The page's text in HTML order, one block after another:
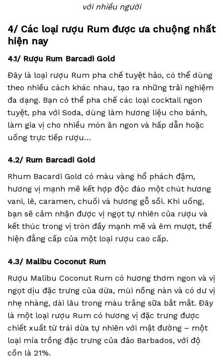
với nhiều người
4/ Các loại rượu Rum được ưa chuộng nhất
hiện nay
4.1/ Rượu Rum Barcadi Gold
Đây là loại rượu Rum pha chế tuyệt hảo, có thể dùng
theo nhiều cách khác nhau, tạo ra những trải nghiệm
đa dạng. Bạn có thể pha chế các loại cocktail ngon
tuyệt, pha với Soda, dùng làm hương liệu cho bánh,
làm gia vị cho nhiều món ăn ngon và hấp dẫn hoặc
uống trực tiếp rượu…
4.2/ Rum Barcadi Gold
Rhum Bacardi Gold có màu vàng hổ phách đậm,
hương vị mạnh mẽ kết hợp độc đáo một chút hương
vani, lê, caramen, chuối và hương gỗ sồi. Khi uống,
bạn sẽ cảm nhận được vị ngọt tự nhiên của rượu và
kết thúc trong vị tròn đầy mạnh mẽ và êm mượt, thể
hiện đẳng cấp của một loại rượu cao cấp.
4.3/ Malibu Coconut Rum
Rượu Malibu Coconut Rum có hương thơm ngon và vị
ngọt dịu đặc trưng của dừa, mùi nồng nàn và có dư vị
nhẹ nhàng, dài lâu trong màu trắng sữa bắt mắt. Đây
là một loại rượu Rum có hương vị đặc trưng được
chiết xuất từ trái dừa tự nhiên với mật đường – một
loại mía trồng đặc trưng của đảo Barbados, với độ
cồn là 21%.